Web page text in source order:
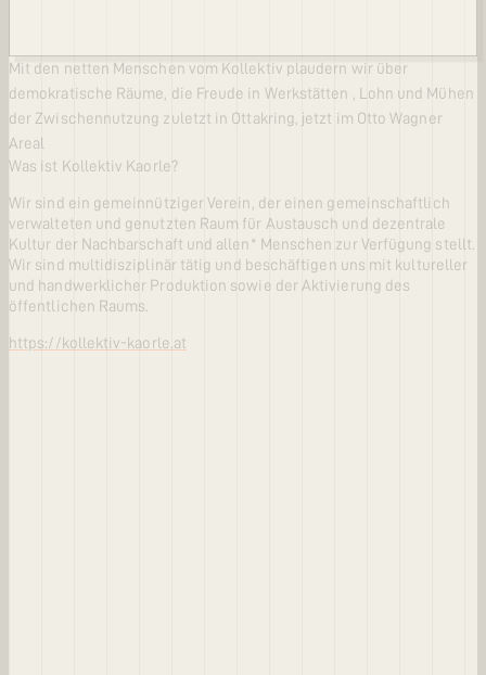
Mit den netten Menschen vom Kollektiv plaudern wir über
demokratische Räume, die Freude in Werkstätten , Lohn und Mühen
der Zwischennutzung zuletzt in Ottakring, jetzt im Otto Wagner
Areal
Was ist Kollektiv Kaorle?
Wir sind ein gemeinnütziger Verein, der einen gemeinschaftlich
verwalteten und genutzten Raum für Austausch und dezentrale
Kultur der Nachbarschaft und allen* Menschen zur Verfügung stellt.
Wir sind multidisziplinär tätig und beschäftigen uns mit kultureller
und handwerklicher Produktion sowie der Aktivierung des
öffentlichen Raums.
https://kollektiv-kaorle.at